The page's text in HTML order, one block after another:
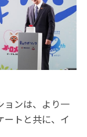
ョンは、より一
ートと共に、イ